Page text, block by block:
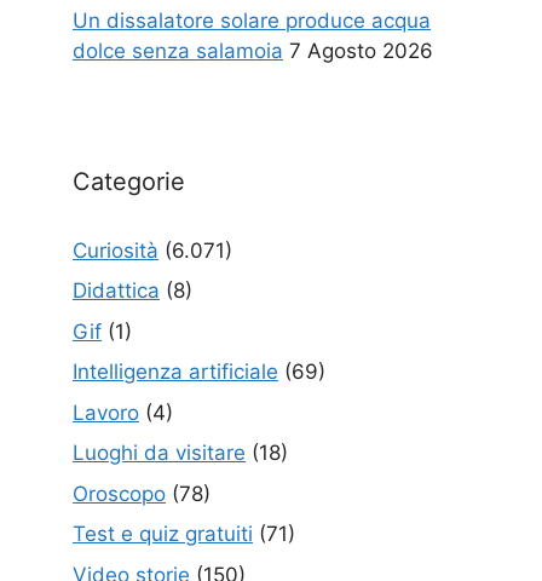
Un dissalatore solare produce acqua
dolce senza salamoia 7 Agosto 2026
Categorie
Curiosità (6.071)
Didattica (8)
Gif (1)
Intelligenza artificiale (69)
Lavoro (4)
Luoghi da visitare (18)
Oroscopo (78)
Test e quiz gratuiti (71)
Video storie (150)